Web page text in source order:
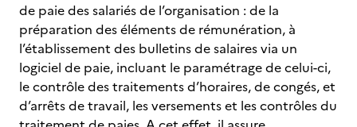
de paie des salariés de l’organisation : de la
préparation des éléments de rémunération, à
l’établissement des bulletins de salaires via un
logiciel de paie, incluant le paramétrage de celui-ci,
le contrôle des traitements d’horaires, de congés, et
d’arrêts de travail, les versements et les contrôles du